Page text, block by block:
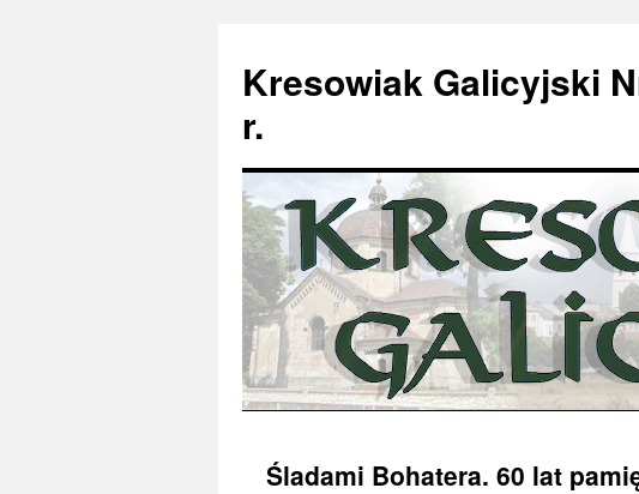
Kresowiak Galicyjski
r.
doŚladami Bohatera. 60 lat